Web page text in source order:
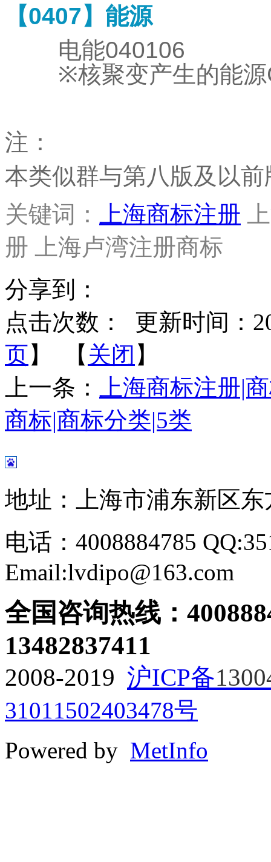
【0407 】能源
电能040106
※核聚变产生的能源
注：
本类似群与第八版及以前
关键词：
上海商标注册
册 上海卢湾注册商标
分享到：
点击次数：
更新时间：
页】 【 关闭 】
上一条：
上海商标注册|
商标|商标分类|5类
地址：上海市浦东新区东
电话：4008884785
Email:lvdipo@163.com
全国咨询热线：
13482837411
2008-2019 沪ICP备
31011502403478号
Powered by MetInfo